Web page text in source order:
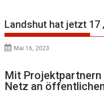
Landshut hat jetzt 17
Mai 16, 2023
Mit
Netz an